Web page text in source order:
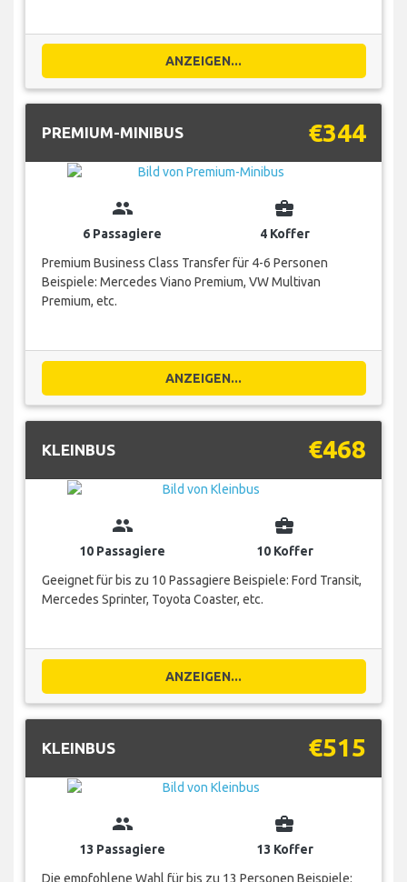
ANZEIGEN...
PREMIUM-MINIBUS €344
group
6 Passagiere
business_center
4 Koffer
Premium Business Class Transfer für 4-6 Personen
Beispiele: Mercedes Viano Premium, VW Multivan
Premium, etc.
ANZEIGEN...
KLEINBUS €468
group
10 Passagiere
business_center
10 Koffer
Geeignet für bis zu 10 Passagiere Beispiele: Ford Transit,
Mercedes Sprinter, Toyota Coaster, etc.
ANZEIGEN...
KLEINBUS €515
group
13 Passagiere
business_center
13 Koffer
Die empfohlene Wahl für bis zu 13 Personen Beispiele: